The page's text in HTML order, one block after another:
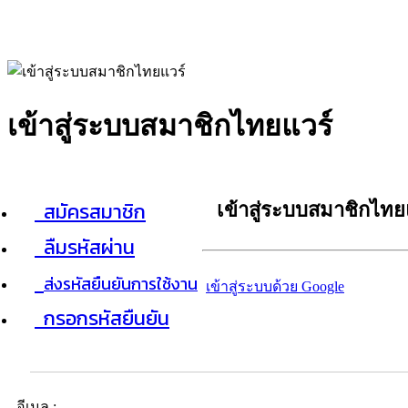
เข้าสู่ระบบสมาชิกไทยแวร์
สมัครสมาชิก
ลืมรหัสผ่าน
ส่งรหัสยืนยันการใช้งาน
กรอกรหัสยืนยัน
เข้าสู่ระบบสมาชิกไท
เข้าสู่ระบบด้วย Google